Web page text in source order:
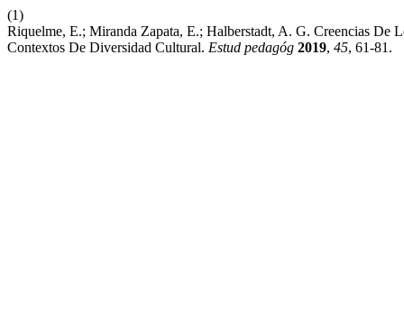
(1)
Riquelme, E.; Miranda Zapata, E.; Halberstadt, A. G. Creencias De
Contextos De Diversidad Cultural. Estud pedagóg 2019, 45, 61-81.